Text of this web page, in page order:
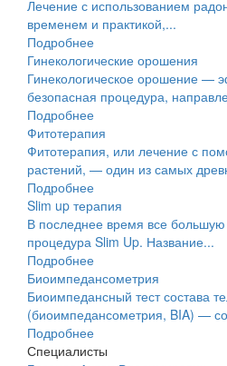
Лечение с использованием
временем и практикой,...
Подробнее
Гинекологические орошения
Гинекологическое орошение —
безопасная процедура,
Подробнее
Фитотерапия
Фитотерапия, или лечение с
растений, — один из самых
Подробнее
Slim up терапия
В последнее время все
процедура Slim Up. Название...
Подробнее
Биоимпедансометрия
Биоимпедансный тест состава
(биоимпедансометрия, BIA) —
Подробнее
Специалисты